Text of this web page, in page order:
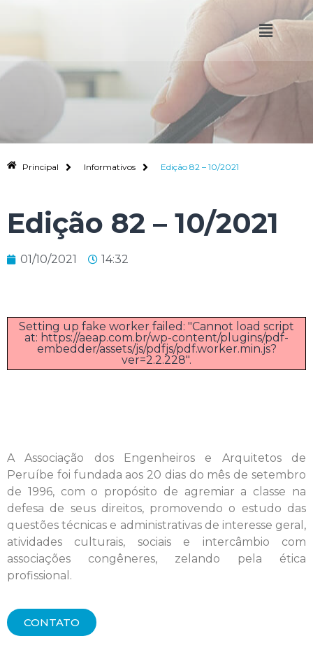
Principal Informativos Edição 82 – 10/2021
Edição 82 – 10/2021
01/10/2021 14:32
Setting up fake worker failed: "Cannot load script
at: https://aeap.com.br/wp-content/plugins/pdf-
embedder/assets/js/pdfjs/pdf.worker.min.js?
ver=2.2.228".
A Associação dos Engenheiros e Arquitetos de
Peruíbe foi fundada aos 20 dias do mês de setembro
de 1996, com o propósito de agremiar a classe na
defesa de seus direitos, promovendo o estudo das
questões técnicas e administrativas de interesse geral,
atividades culturais, sociais e intercâmbio com
associações congêneres, zelando pela ética
profissional.
CONTATO